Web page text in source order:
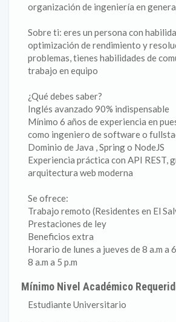
organización de ingeniería en
Sobre ti: eres un persona con
optimización de rendimiento y
problemas, tienes habilidades de
trabajo en equipo
¿Qué debes saber?
Inglés avanzado 90% indispensable
Mínimo 6 años de experiencia en
como ingeniero de software o
Dominio de Java , Spring o NodeJS
Experiencia práctica con API REST,
arquitectura web moderna
Se ofrece:
Trabajo remoto (Residentes en El
Prestaciones de ley
Beneficios extra
Horario de lunes a jueves de 8 a.m a
8 a.m a 5 p.m
Mínimo Nivel Académico
Estudiante Universitario